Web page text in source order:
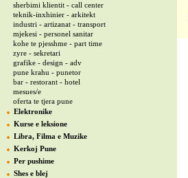
sherbimi klientit - call center
teknik-inxhinier - arkitekt
industri - artizanat - transport
mjekesi - personel sanitar
kohe te pjesshme - part time
zyre - sekretari
grafike - design - adv
pune krahu - punetor
bar - restorant - hotel
mesues/e
oferta te tjera pune
Elektronike
Kurse e leksione
Libra, Filma e Muzike
Kerkoj Pune
Per pushime
Shes e blej